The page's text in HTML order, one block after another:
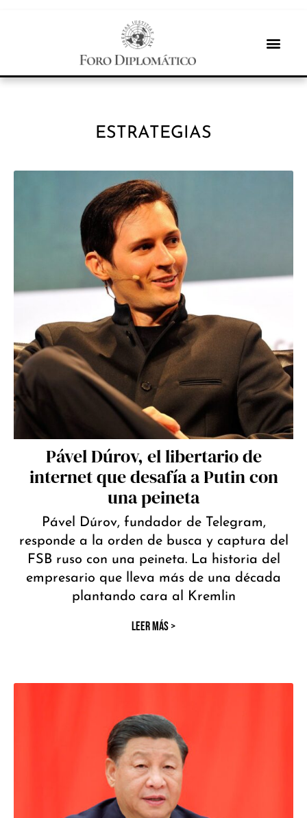
ESTRATEGIAS
Pável Dúrov, el libertario de
internet que desafía a Putin con
una peineta
Pável Dúrov, fundador de Telegram,
responde a la orden de busca y captura del
FSB ruso con una peineta. La historia del
empresario que lleva más de una década
plantando cara al Kremlin
LEER MÁS >